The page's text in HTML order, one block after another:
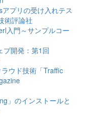
プリの受け入れテス
術評論社
入門～サンプルコー
ブ開発：第1回
ウド技術「Traffic
」のインストールと